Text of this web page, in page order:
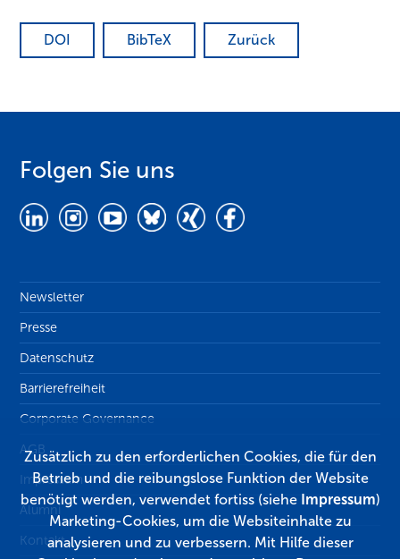
DOI BibTeX Zurück
Folgen Sie uns
Newsletter
Presse
Datenschutz
Barrierefreiheit
Corporate Governance
AGB
Impressum
Alumni
Kontakt
Zusätzlich zu den erforderlichen Cookies, die für den
Betrieb und die reibungslose Funktion der Website
benötigt werden, verwendet fortiss (siehe Impressum)
Marketing-Cookies, um die Websiteinhalte zu
analysieren und zu verbessern. Mit Hilfe dieser